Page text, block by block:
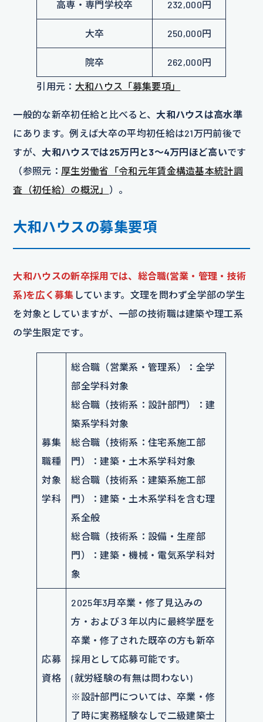
高専・専門学校卒 232,000円
大卒 250,000円
院卒 262,000円
引用元： 大和ハウス「募集要項」
一般的な新卒初任給と比べると、大和ハウスは高水準
にあります。例えば大卒の平均初任給は21万円前後で
すが、大和ハウスでは25万円と3～4万円ほど高いです
（参照元： 厚生労働省「令和元年賃金構造基本統計調
査（初任給）の概況」 ）。
大和ハウスの募集要項
大和ハウスの新卒採用では、総合職(営業・管理・技術
系)を広く募集 しています。文理を問わず全学部の学生
を対象としていますが、一部の技術職は建築や理工系
の学生限定です。
募集
職種
対象
学科
総合職（営業系・管理系）：全学
部全学科対象
総合職（技術系：設計部門）：建
築系学科対象
総合職（技術系：住宅系施工部
門）：建築・土木系学科対象
総合職（技術系：建築系施工部
門）：建築・土木系学科を含む理
系全般
総合職（技術系：設備・生産部
門）：建築・機械・電気系学科対
象
応募
資格
2025年3月卒業・修了見込みの
方・および３年以内に最終学歴を
卒業・修了された既卒の方も新卒
採用として応募可能です。
(就労経験の有無は問わない)
※設計部門については、卒業・修
了時に実務経験なしで二級建築士